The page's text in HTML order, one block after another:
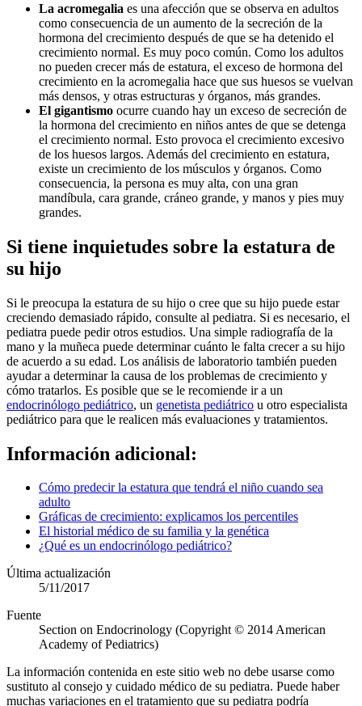
La acromegalia es una afección que se observa en adultos
como consecuencia de un aumento de la secreción de la
hormona del crecimiento después de que se ha detenido el
crecimiento normal. Es muy poco común. Como los adultos
no pueden crecer más de estatura, el exceso de hormona del
crecimiento en la acromegalia hace que sus huesos se vuelvan
más densos, y otras estructuras y órganos, más grandes.
El gigantismo ocurre cuando hay un exceso de secreción de
la hormona del crecimiento en niños antes de que se detenga
el crecimiento normal. Esto provoca el crecimiento excesivo
de los huesos largos. Además del crecimiento en estatura,
existe un crecimiento de los músculos y órganos. Como
consecuencia, la persona es muy alta, con una gran
mandíbula, cara grande, cráneo grande, y manos y pies muy
grandes.
Si tiene inquietudes sobre la estatura de
su hijo
Si le preocupa la estatura de su hijo o cree que su hijo puede estar
creciendo demasiado rápido, consulte al pediatra. Si es necesario, el
pediatra puede pedir otros estudios. Una simple radiografía de la
mano y la muñeca puede determinar cuánto le falta crecer a su hijo
de acuerdo a su edad. Los análisis de laboratorio también pueden
ayudar a determinar la causa de los problemas de crecimiento y
cómo tratarlos. Es posible que se le recomiende ir a un
endocrinólogo pediátrico, un genetista pediátrico u otro especialista
pediátrico para que le realicen más evaluaciones y tratamientos.
Información adicional:
Cómo predecir la estatura que tendrá el niño cuando sea
adulto
Gráficas de crecimiento: explicamos los percentiles
El historial médico de su familia y la genética
¿Qué es un endocrinólogo pediátrico?
Última actualización
5/11/2017
Fuente
Section on Endocrinology (Copyright © 2014 American
Academy of Pediatrics)
La información contenida en este sitio web no debe usarse como
sustituto al consejo y cuidado médico de su pediatra. Puede haber
muchas variaciones en el tratamiento que su pediatra podría